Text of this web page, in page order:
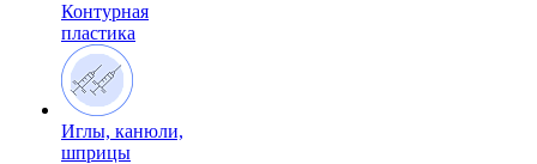
Контурная
пластика
Иглы, канюли,
шприцы